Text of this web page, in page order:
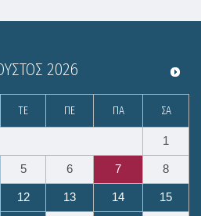
2026
ΤΕ ΠΕ ΠΑ ΣΑ
1
5 6 7 8
12 13 14 15